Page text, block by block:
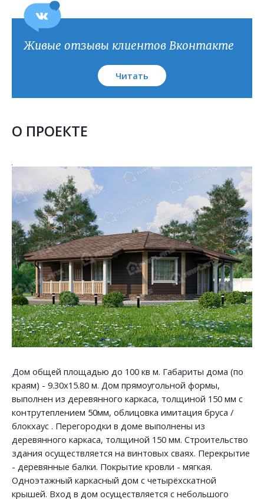
План кровли
Живые отзывы клиентов Вконтакте
Читать
О ПРОЕКТЕ
Дом общей площадью до 100 кв м. Габариты дома (по
краям) - 9.30х15.80 м. Дом прямоугольной формы,
выполнен из деревянного каркаса, толщиной 150 мм с
контрутеплением 50мм, облицовка имитация бруса /
блокхаус . Перегородки в доме выполнены из
деревянного каркаса, толщиной 150 мм. Строительство
здания осуществляется на винтовых сваях. Перекрытие
- деревянные балки. Покрытие кровли - мягкая.
Одноэтажный каркасный дом с четырёхскатной
крышей. Вход в дом осуществляется с небольшого